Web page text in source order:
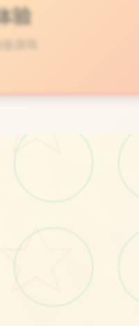
验
游戏